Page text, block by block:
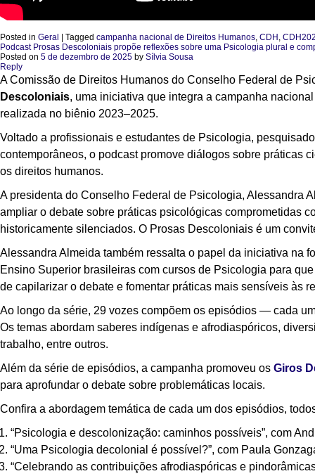
Posted in Geral Tagged campanha nacional de Direitos Humanos, CDH ,
Podcast Prosas Descoloniais propõe reflexões sobre uma Psicologia plural e
Posted on 5 de dezembro de 2025 by Sílvia Sousa
Reply
A Comissão de Direitos Humanos do Conselho Federal de
Descoloniais, uma iniciativa que integra a campanha
realizada no biênio 2023–2025.
Voltado a profissionais e estudantes de Psicologia,
contemporâneos, o podcast promove diálogos sobre práticas
os direitos humanos.
A presidenta do Conselho Federal de Psicologia, Alessandra
ampliar o debate sobre práticas psicológicas comprometidas
historicamente silenciados. O Prosas Descoloniais é um
Alessandra Almeida também ressalta o papel da iniciativa na
Ensino Superior brasileiras com cursos de Psicologia para
de capilarizar o debate e fomentar práticas mais sensíveis às
Ao longo da série, 29 vozes compõem os episódios — cada
Os temas abordam saberes indígenas e afrodiaspóricos,
trabalho, entre outros.
Além da série de episódios, a campanha promoveu os Giros
para aprofundar o debate sobre problemáticas locais.
Confira a abordagem temática de cada um dos episódios,
“Psicologia e descolonização: caminhos possíveis”, com
“Uma Psicologia decolonial é possível?”, com Paula
“Celebrando as contribuições afrodiaspóricas e